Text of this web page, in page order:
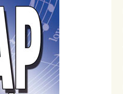
Au Pixie – Octobre 2018
Concert au Bambou’s
Avril 2018
Au Café Théodore & à la
CCAS avril 2018